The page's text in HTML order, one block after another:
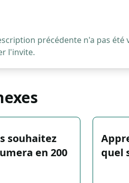
précédente n'a pas
l'invite.
souhaitez
en 200
quel